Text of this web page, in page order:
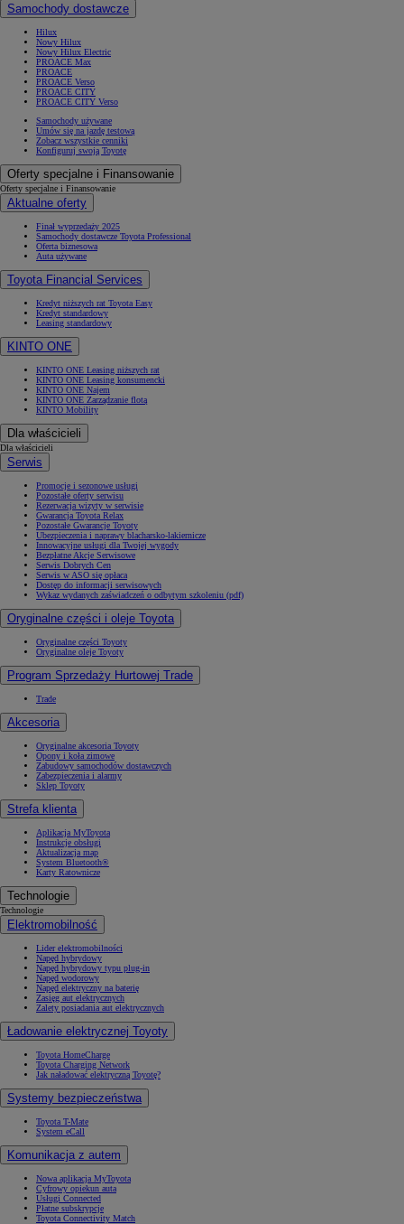
Samochody dostawcze
Hilux
Nowy Hilux
Nowy Hilux Electric
PROACE Max
PROACE
PROACE Verso
PROACE CITY
PROACE CITY Verso
Samochody używane
Umów się na jazdę testową
Zobacz wszystkie cenniki
Konfiguruj swoją Toyotę
Oferty specjalne i Finansowanie
Oferty specjalne i Finansowanie
Aktualne oferty
Finał wyprzedaży 2025
Samochody dostawcze Toyota Professional
Oferta biznesowa
Auta używane
Toyota Financial Services
Kredyt niższych rat Toyota Easy
Kredyt standardowy
Leasing standardowy
KINTO ONE
KINTO ONE Leasing niższych rat
KINTO ONE Leasing konsumencki
KINTO ONE Najem
KINTO ONE Zarządzanie flotą
KINTO Mobility
Dla właścicieli
Dla właścicieli
Serwis
Promocje i sezonowe usługi
Pozostałe oferty serwisu
Rezerwacja wizyty w serwisie
Gwarancja Toyota Relax
Pozostałe Gwarancje Toyoty
Ubezpieczenia i naprawy blacharsko-lakiernicze
Innowacyjne usługi dla Twojej wygody
Bezpłatne Akcje Serwisowe
Serwis Dobrych Cen
Serwis w ASO się opłaca
Dostęp do informacji serwisowych
Wykaz wydanych zaświadczeń o odbytym szkoleniu (pdf)
Oryginalne części i oleje Toyota
Oryginalne części Toyoty
Oryginalne oleje Toyoty
Program Sprzedaży Hurtowej Trade
Trade
Akcesoria
Oryginalne akcesoria Toyoty
Opony i koła zimowe
Zabudowy samochodów dostawczych
Zabezpieczenia i alarmy
Sklep Toyoty
Strefa klienta
Aplikacja MyToyota
Instrukcje obsługi
Aktualizacja map
System Bluetooth®
Karty Ratownicze
Technologie
Technologie
Elektromobilność
Lider elektromobilności
Napęd hybrydowy
Napęd hybrydowy typu plug-in
Napęd wodorowy
Napęd elektryczny na baterię
Zasięg aut elektrycznych
Zalety posiadania aut elektrycznych
Ładowanie elektrycznej Toyoty
Toyota HomeCharge
Toyota Charging Network
Jak naładować elektryczną Toyotę?
Systemy bezpieczeństwa
Toyota T-Mate
System eCall
Komunikacja z autem
Nowa aplikacja MyToyota
Cyfrowy opiekun auta
Usługi Connected
Płatne subskrypcje
Toyota Connectivity Match